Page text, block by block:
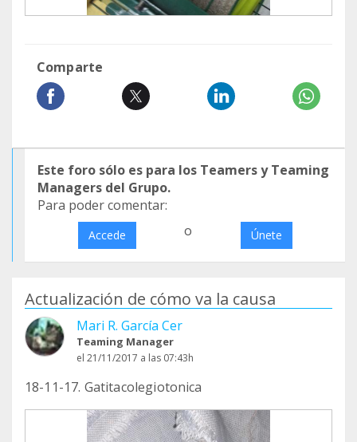
Comparte
Este foro sólo es para los Teamers y Teaming
Managers del Grupo.
Para poder comentar:
Accede o Únete
Actualización de cómo va la causa
Mari R. García Cer
Teaming Manager
el 21/11/2017 a las 07:43h
18-11-17. Gatitacolegiotonica